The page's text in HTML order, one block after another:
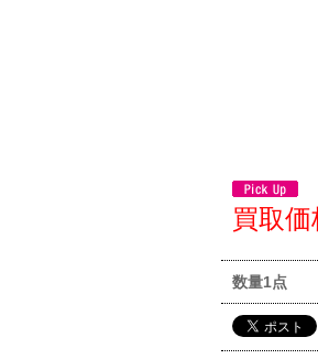
買取価
数量1点